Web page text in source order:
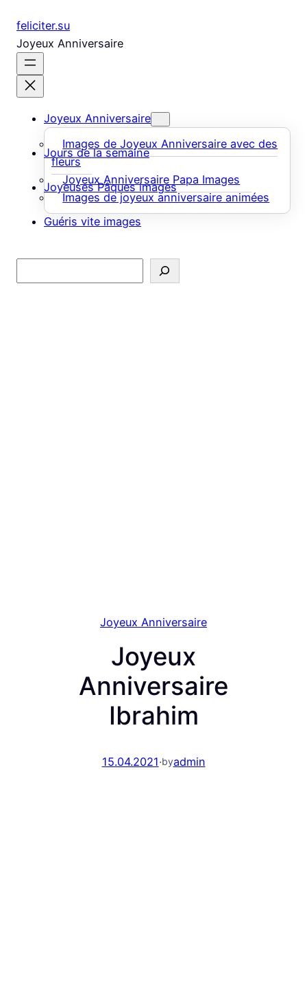
au
contenu
feliciter.su
Joyeux Anniversaire
Joyeux Anniversaire
Images de Joyeux Anniversaire avec des
fleurs
Joyeux Anniversaire Papa Images
Images de joyeux anniversaire animées
Jours de la semaine
Joyeuses Pâques images
Guéris vite images
Joyeux Anniversaire
Joyeux
Anniversaire
Ibrahim
15.04.2021·byadmin